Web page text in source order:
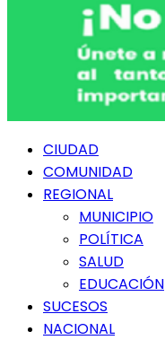
Menú
principal
CIUDAD
COMUNIDAD
REGIONAL
MUNICIPIO
POLÍTICA
SALUD
EDUCACIÓN
SUCESOS
NACIONAL